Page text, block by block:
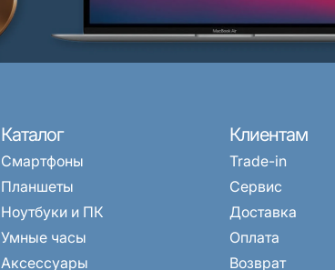
Каталог
Смартфоны
Планшеты
Ноутбуки и ПК
Умные часы
Аксессуары
Клиентам
Trade-in
Сервис
Доставка
Оплата
Возврат